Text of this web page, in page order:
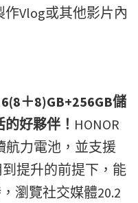
Vlog或其他影片內
＋8)GB+256GB儲
好夥伴！ HONOR
航力電池，並支援
提升的前提下，能
瀏覽社交媒體20.2